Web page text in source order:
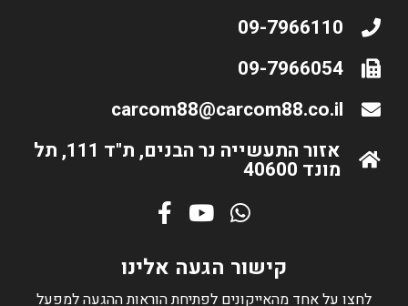
09-7966110
09-7966054
carcom88@carcom88.co.il
אזור התעשייה נר הבנים, ת"ד 111, תל
מונד 40600
קישור הגעה אלינו
לחצו על אחד מהאייקונים לפתיחת הוראות ההגעה למפעל